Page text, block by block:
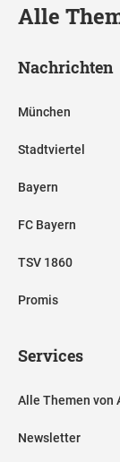
Alle
Nachrichten
München
Stadtviertel
Bayern
FC Bayern
TSV 1860
Promis
Services
Alle Themen von
Newsletter